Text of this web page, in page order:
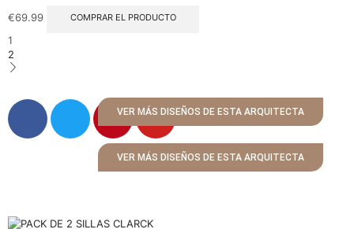
€69.99 COMPRAR EL PRODUCTO
1
2
VER MÁS DISEÑOS DE ESTA ARQUITECTA
VER MÁS DISEÑOS DE ESTA ARQUITECTA